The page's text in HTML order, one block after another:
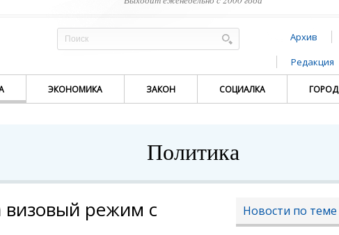
Архив
Редакция
ЭКОНОМИКА ЗАКОН СОЦИАЛКА ГОРОД
Политика
режим с
Новости по теме